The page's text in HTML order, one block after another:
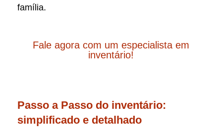
família.
Fale agora com um especialista em
inventário!
Passo a Passo do inventário:
simplificado e detalhado